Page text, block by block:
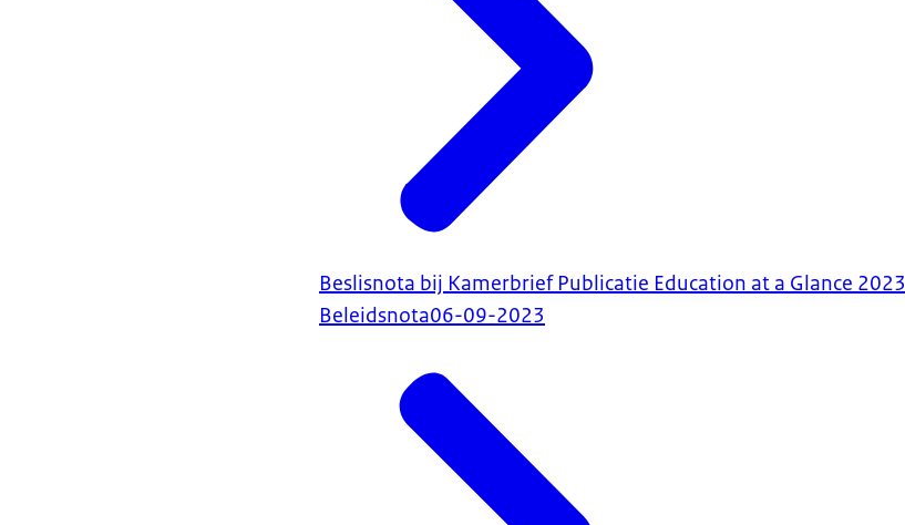
Beslisnota bij Kamerbrief Publicatie Education at a Glance 2023
Beleidsnota06-09-2023